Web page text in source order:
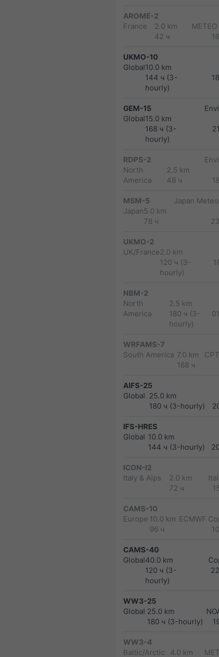
AROME-2
France
2.0 km
42 ч
UKMO-10
Global10.0 km
144 ч (3-
hourly)
GEM-15
Global15.0 km
168 ч (3-
hourly)
RDPS-2
North
America
2.5 km
48 ч
MSM-5
Japan5.0 km
78 ч
Japan
UKMO-2
UK/France2.0 km
120 ч (3-
hourly)
NBM-2
North
America
2.5 km
180 ч (3-
hourly)
WRFAMS-7
South America 7.0 km
168 ч
AIFS-25
Global 25.0 km
180 ч (3-hourly)
IFS-HRES
Global 10.0 km
144 ч (3-hourly)
ICON-I2
Italy & Alps
2.0 km
72 ч
CAMS-10
Europe 10.0 km
96 ч
ECMWF
CAMS-40
Global40.0 km
120 ч (3-
hourly)
WW3-25
Global 25.0 km
180 ч (3-hourly)
WW3-4
Baltic/Arctic
4.0 km